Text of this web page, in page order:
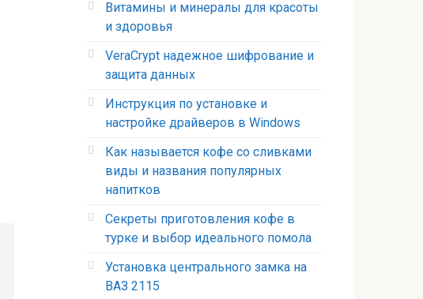
Витамины и минералы для красоты
и здоровья
VeraCrypt надежное шифрование и
защита данных
Инструкция по установке и
настройке драйверов в Windows
Как называется кофе со сливками
виды и названия популярных
напитков
Секреты приготовления кофе в
турке и выбор идеального помола
Установка центрального замка на
ВАЗ 2115